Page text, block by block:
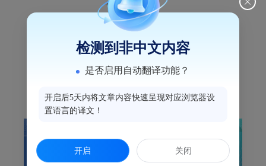
检测到非中文内容
是否启用自动翻译功能？
开启后5天内将文章内容快速呈现对应浏览器设
置语言的译文！
开启 关闭